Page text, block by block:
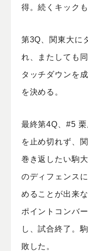
得。続くキック
第3Q、関東大に
れ、またしても
タッチダウンを
を決める。
最終第4Q、#5
を止め切れず、
巻き返したい駒
のディフェンス
めることが出来
ポイントコンバ
し、試合終了。
敗した。